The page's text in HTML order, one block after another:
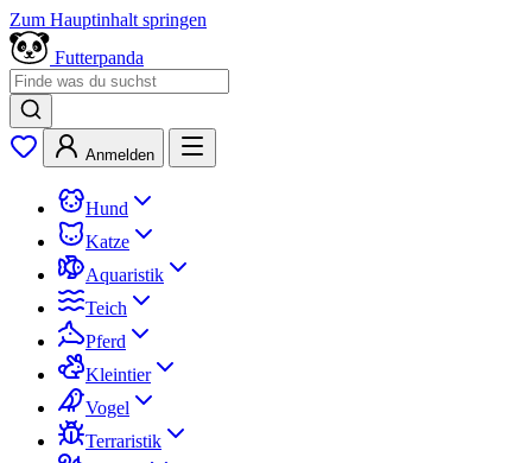
Zum Hauptinhalt springen
Futterpanda
Anmelden
Hund
Katze
Aquaristik
Teich
Pferd
Kleintier
Vogel
Terraristik